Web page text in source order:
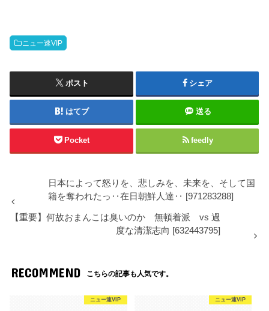
ニュー速VIP
ポスト シェア
はてブ 送る
Pocket feedly
日本によって怒りを、悲しみを、未来を、そして国
籍を奪われたっ‥在日朝鮮人達‥ [971283288]
【重要】何故おまんこは臭いのか 無頓着派 vs 過
度な清潔志向 [632443795]
RECOMMEND こちらの記事も人気です。
ニュー速VIP ニュー速VIP